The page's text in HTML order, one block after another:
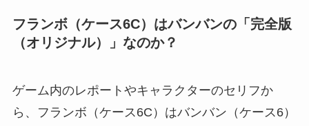
フランボ（ケース6C）はバンバンの「完全版
（オリジナル）」なのか？
ゲーム内のレポートやキャラクターのセリフか
ら、フランボ（ケース6C）はバンバン（ケース6）